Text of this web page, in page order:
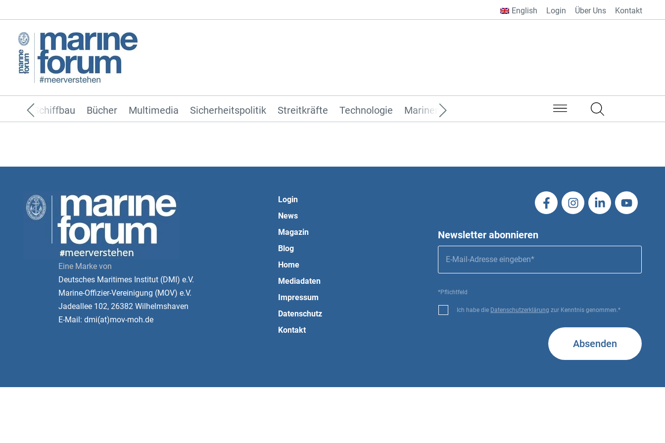
English Login Über Uns Kontakt
Sicherheitspolitik Streitkräfte Technologie Marinen aus aller Welt
Schiffbau Bücher Multimedia
Eine Marke von
Deutsches Maritimes Institut (DMI) e.V.
Marine-Offizier-Vereinigung (MOV) e.V.
Jadeallee 102, 26382 Wilhelmshaven
E-Mail: dmi(at)mov-moh.de
Login
News
Magazin
Blog
Home
Mediadaten
Impressum
Datenschutz
Kontakt
Newsletter abonnieren
*Pflichtfeld
Ich habe die Datenschutzerklärung zur Kenntnis genommen.*
Absenden